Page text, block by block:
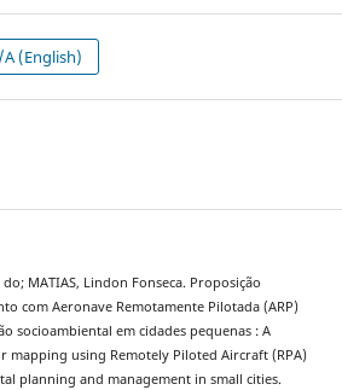
A (English)
MATIAS, Lindon Fonseca. Proposição
com Aeronave Remotamente Pilotada (ARP)
socioambiental em cidades pequenas : A
mapping using Remotely Piloted Aircraft (RPA)
planning and management in small cities.